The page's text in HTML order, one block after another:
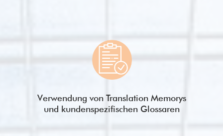
Verwendung von Translation Memorys
und kundenspezifischen Glossaren